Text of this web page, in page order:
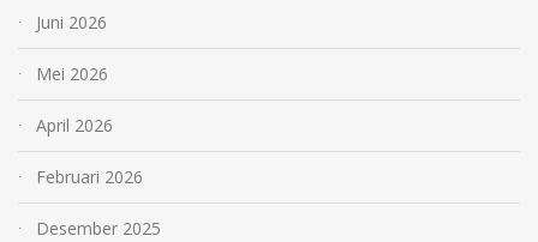
Juni 2026
Mei 2026
April 2026
Februari 2026
Desember 2025